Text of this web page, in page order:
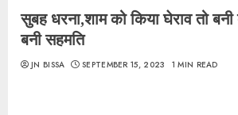
सुबह धरना,शाम को किया घेराव तो बनी
बनी सहमति
JN BISSA SEPTEMBER 15, 2023 1 MIN READ